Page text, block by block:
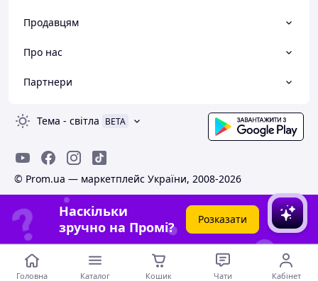
Продавцям
Про нас
Партнери
Тема - світла BETA
© Prom.ua — маркетплейс України, 2008-2026
Наскільки
зручно на Промі?
Розказати
Головна Каталог Кошик Чати Кабінет